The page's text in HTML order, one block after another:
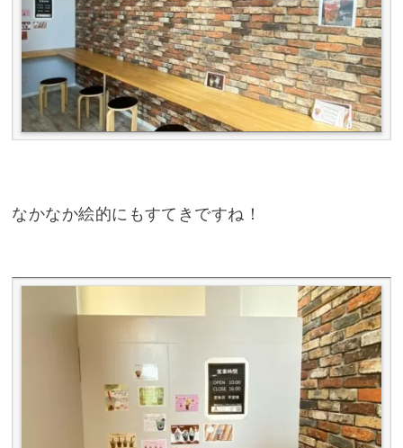
なかなか絵的にもすてきですね！